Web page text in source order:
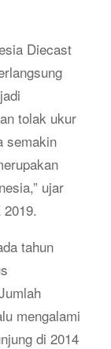
Diecast
tolak ukur
semakin
ujar
tahun
mengalami
di 2014